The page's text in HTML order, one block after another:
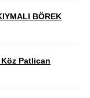
BÖREK
Köz Patlican